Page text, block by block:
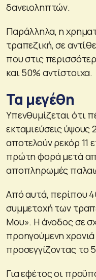
δανειοληπτών.
Παράλληλα, η
τραπεζική, σε
που στις
και 50% αντίστοιχα.
Τα μεγέθη
Υπενθυμίζεται ότι
εκταμιεύσεις
αποτελούν ρεκόρ 11
πρώτη φορά μετά
αποπληρωμές
Από αυτά, περίπου
συμμετοχή των
Μου». Η άνοδος σε
προηγούμενη
προσεγγίζοντας το
Για εφέτος οι